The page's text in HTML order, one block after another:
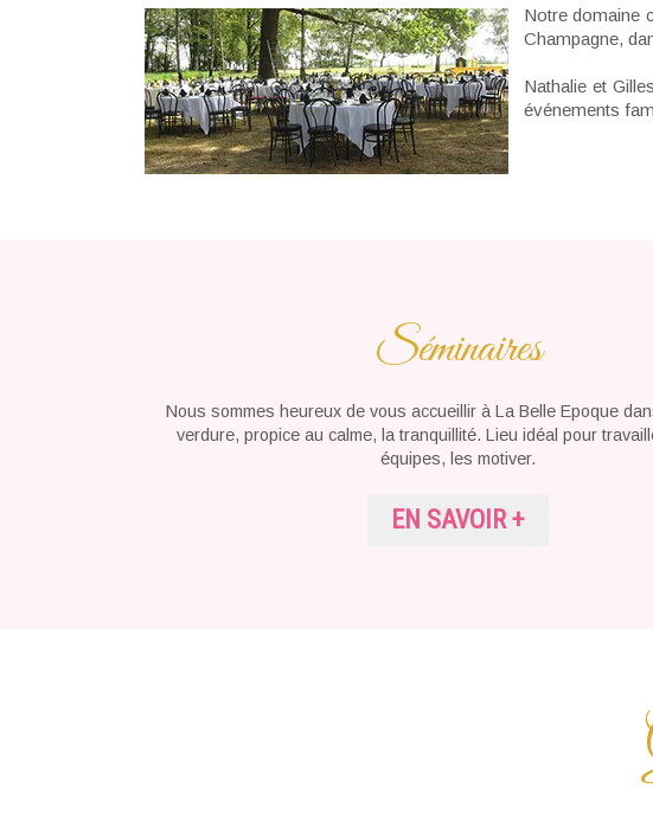
Notre domaine
Champagne,
Nathalie et
événements
Séminaires
Nous sommes heureux de vous accueillir à La Belle Epoque
verdure, propice au calme, la tranquillité. Lieu idéal pour
équipes, les motiver.
EN SAVOIR +